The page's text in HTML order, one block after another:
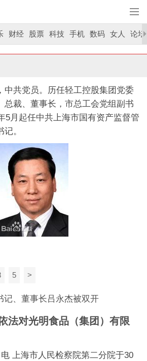
财经 股票 科技 手机 数码 女人 论坛
中共党员。历任轻工控股集团党委
总裁、董事长，市总工会党组副书
5月起任中共上海市国有资产监督管
。
5 >
法对光明食品（集团）有限
上海市人民检察院第二分院于30